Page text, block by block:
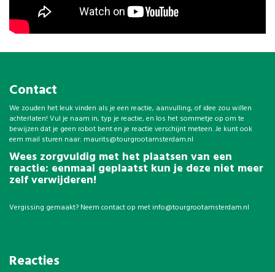
Contact
We zouden het leuk vinden als je een reactie, aanvulling, of idee zou willen
achterlaten! Vul je naam in, typ je reactie, en los het sommetje op om te
bewijzen dat je geen robot bent en je reactie verschijnt meteen. Je kunt ook
eem mail sturen naar: maurits@tourgrootamsterdam.nl
Wees zorgvuldig met het plaatsen van een
reactie: eenmaal geplaatst kun je deze niet meer
zelf verwijderen!
Vergissing gemaakt? Neem contact op met info@tourgrootamsterdam.nl
Reacties